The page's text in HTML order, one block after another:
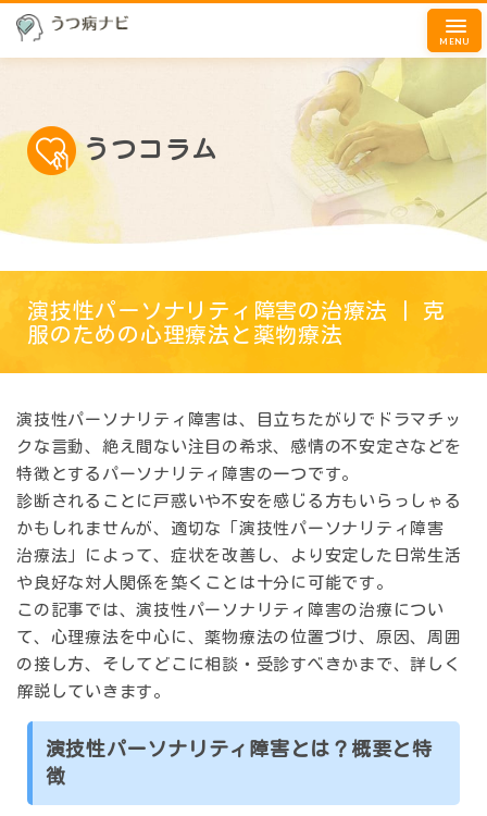
MENU
うつコラム
演技性パーソナリティ障害の治療法 | 克
服のための心理療法と薬物療法
演技性パーソナリティ障害は、目立ちたがりでドラマチッ
クな言動、絶え間ない注目の希求、感情の不安定さなどを
特徴とするパーソナリティ障害の一つです。
診断されることに戸惑いや不安を感じる方もいらっしゃる
かもしれませんが、適切な「演技性パーソナリティ障害
治療法」によって、症状を改善し、より安定した日常生活
や良好な対人関係を築くことは十分に可能です。
この記事では、演技性パーソナリティ障害の治療につい
て、心理療法を中心に、薬物療法の位置づけ、原因、周囲
の接し方、そしてどこに相談・受診すべきかまで、詳しく
解説していきます。
演技性パーソナリティ障害とは？概要と特
徴